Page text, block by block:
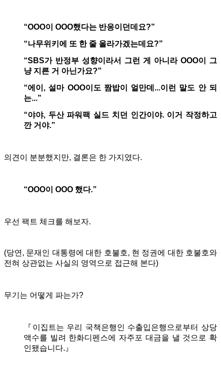
“OOO이 OOO했다는 반응이던데요?”
“나무위키에 또 한 줄 올라가겠는데요?”
“SBS가 반정부 성향이라서 그런 게 아니라 OOO이 그
냥 지른 거 아닌가요?”
“에이, 설마 OOO이도 짬밥이 얼만데...이런 말도 안 되
는...”
“야야, 두산 파워팩 실드 치던 인간이야. 이거 작정하고
깐 거야.”
의견이 분분했지만, 결론은 한 가지였다.
“OOO이 OOO 했다.”
우선 팩트 체크를 해보자.
(당연, 문재인 대통령에 대한 호불호, 현 정권에 대한 호불호와
전혀 상관없는 사실의 영역으로 접근해 본다)
무기는 어떻게 파는가?
『이집트는 우리 국책은행인 수출입은행으로부터 상당
액수를 빌려 한화디펜스에 자주포 대금을 낼 것으로 확
인됐습니다.』